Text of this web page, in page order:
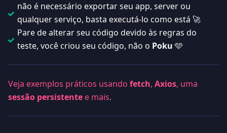
não é necessário exportar seu app, server ou
qualquer serviço, basta executá-lo como está 🚀
Pare de alterar seu código devido às regras do
teste, você criou seu código, não o Poku 🩵
Veja exemplos práticos usando fetch, Axios, uma
sessão persistente e mais.